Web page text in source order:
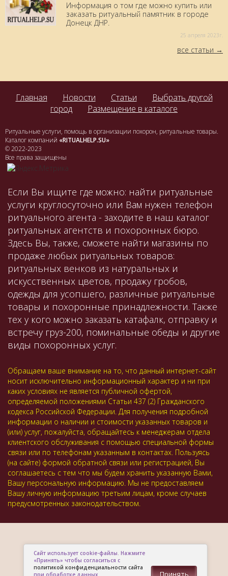
Информация о том где можно купить или
заказать ритуальный памятник в городе
Донецк ДНР.
25 aпреля 2023г.
все статьи
Главная Новости Статьи
Выбрать другой
город
Размещение в каталоге
Ритуальные услуги, помощь в организации похорон, ритуальные товары.
Каталог компаний «RITUALHELP.SU»
© 2022-2023
Все права защищены
Если Вы ищите где можно: найти ритуальные
услуги круглосуточно или Вам нужен телефон
ритуального агента - заходите в наш каталог
ритуальных агентств и похоронных бюро.
Здесь Вы, также, сможете найти магазины по
продаже любых ритуальных товаров:
ритуальных венков из натуральных и
искусственных цветов, продажу гробов,
одежды для усопшего, различные ритуальные
товары и похоронные принадлежности. Также
тех у кого можно заказать катафалк, отправку и
встречу груз-200, поминальные обеды и другие
виды похоронных услуг.
Обращаем ваше внимание на то, что данный интернет-сайт
носит исключительно информационный характер и ни при
каких условиях не является публичной офертой,
определяемой положениями Статьи 437 (2) Гражданского
кодекса Российской Федерации. Для получения подробной
информации о наличии и стоимости указанных товаров и
(или) услуг, пожалуйста, обращайтесь к менеджерам отдела
клиентского обслуживания с помощью специальной формы
связи или по телефонам указанным в контактах. Пользуясь
(на сайте) формой обратной связи или регистрацией, Вы
соглашаетесь с тем что мы будем хранить указанную Вами,
Вашу персональную информацию. Мы не предоставляем
Вашу личную информацию третьим лицам, кроме случаев
предусмотренных законодательством.
Сайт использует cookie-файлы. Нажмите
«Принять» чтобы согласиться с
политикой конфиденциальности сайта
при обработке данных.